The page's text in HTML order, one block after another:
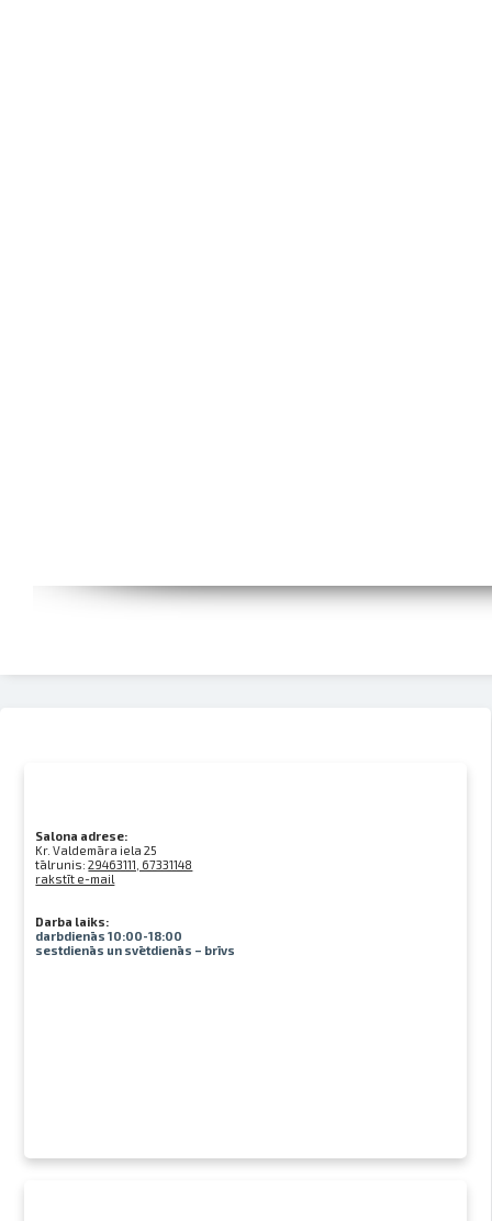
Salona adrese:
Kr. Valdemāra iela 25
tālrunis:29463111, 67331148
rakstīt e-mail
Darba laiks:
darbdienās 10:00-18:00
sestdienās un svētdienās – brīvs